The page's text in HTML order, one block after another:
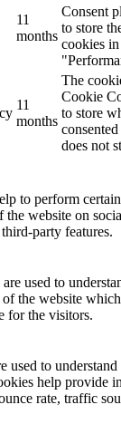
11
months
Consent
to store
cookies
11
months
The
Cookie
to store
does not
to perform
the website on
party features.
used to
the website
for the visitors.
used to
help provide
rate, traffic